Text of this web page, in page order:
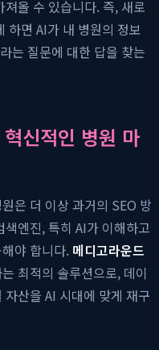
올 수 있습니다. 즉, 새로
하면 AI가 내 병원의 정보
는 질문에 대한 답을 찾는
신적인 병원 마
은 더 이상 과거의 SEO 방
엔진, 특히 AI가 이해하고
야 합니다. 메디고라운드
최적의 솔루션으로, 데이
산을 AI 시대에 맞게 재구